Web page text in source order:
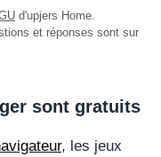
d'upjers Home.
et réponses sont sur
sont gratuits
, les jeux